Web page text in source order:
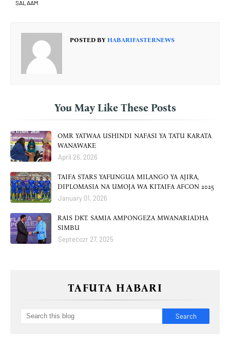
SALAAM
POSTED BY HABARIFASTERNEWS
You May Like These Posts
OMR YATWAA USHINDI NAFASI YA TATU KARATA
WANAWAKE
April 26, 2026
TAIFA STARS YAFUNGUA MILANGO YA AJIRA,
DIPLOMASIA NA UMOJA WA KITAIFA AFCON 2025
January 01, 2026
RAIS DKT. SAMIA AMPONGEZA MWANARIADHA
SIMBU
Septecozr 27, 2025
TAFUTA HABARI